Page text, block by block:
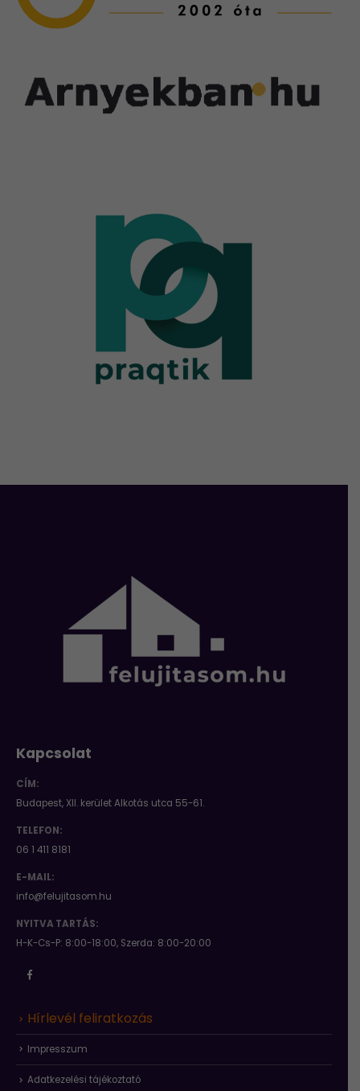
Kapcsolat
CÍM:
Budapest, XII. kerület Alkotás utca 55-61.
TELEFON:
06 1 411 8181
E-MAIL:
info@felujitasom.hu
NYITVA TARTÁS:
H-K-Cs-P: 8:00-18:00, Szerda: 8:00-20:00
Hírlevél feliratkozás
Impresszum
Adatkezelési tájékoztató